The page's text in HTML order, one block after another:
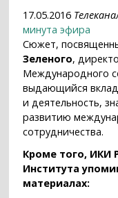
17.05.2016
минута эфира
Сюжет,
Зеленого,
Международного
выдающийся вклад
и деятельность,
развитию
сотрудничества.
Кроме того, ИКИ
Института
материалах: